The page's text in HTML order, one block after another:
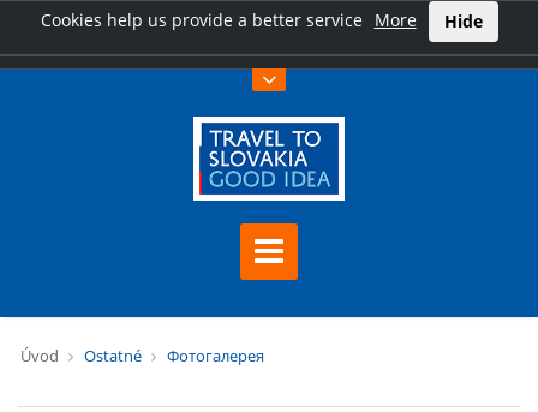
Cookies help us provide a better service More Hide
Úvod Ostatné Фотогалерея